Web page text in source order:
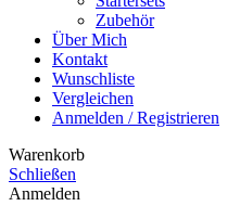
Zubehör
Über Mich
Kontakt
Wunschliste
Vergleichen
Anmelden / Registrieren
Warenkorb
Schließen
Anmelden